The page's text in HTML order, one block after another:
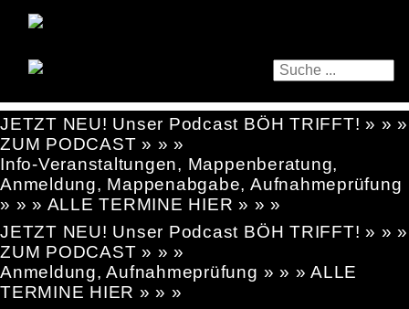
JETZT NEU! Unser Podcast BÖH TRIFFT! » » »
ZUM PODCAST » » »
Info-Veranstaltungen, Mappenberatung,
Anmeldung, Mappenabgabe, Aufnahmeprüfung
» » » ALLE TERMINE HIER » » »
JETZT NEU! Unser Podcast BÖH TRIFFT! » » »
ZUM PODCAST » » »
Anmeldung, Aufnahmeprüfung » » » ALLE
TERMINE HIER » » »